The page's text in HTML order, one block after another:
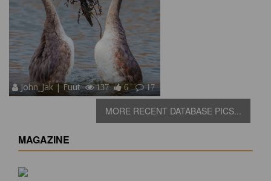
John_Jak | Fuut 137 6 17
MORE RECENT DATABASE PICS...
MAGAZINE